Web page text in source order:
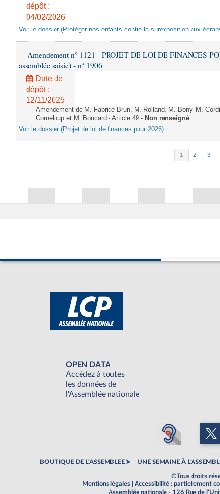
dépôt :
04/02/2026
Voir le dossier (Protéger nos enfants contre la surexposition aux
Amendement n° 1121 - PROJET DE LOI DE FINANCES
assemblée saisie) - n° 1906
Date de
dépôt :
12/11/2025
Amendement de M. Fabrice Brun, M. Rolland, M. Bony, M.
Corneloup et M. Boucard - Article 49 - Non renseigné
Voir le dossier (Projet de loi de finances pour 2026)
1 2 3
OPEN DATA
Accédez à toutes
les données de
l'Assemblée nationale
BOUTIQUE DE L'ASSEMBLEE UNE SEMAINE À
©Tous droits
Mentions légales
Accessibilité : partiellement
Assemblée nationale - 126 Rue de